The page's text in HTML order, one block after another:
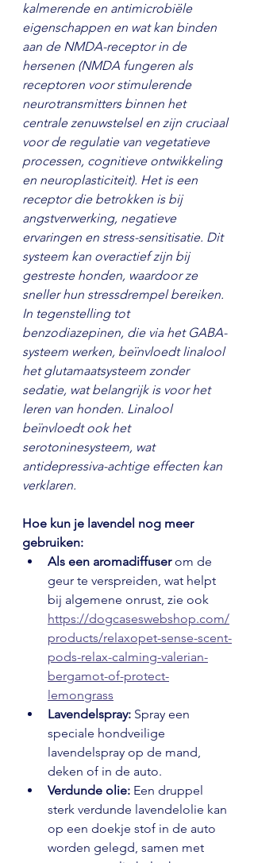
kalmerende en antimicrobiële
eigenschappen en wat kan binden
aan de NMDA-receptor in de
hersenen (NMDA fungeren als
receptoren voor stimulerende
neurotransmitters binnen het
centrale zenuwstelsel en zijn cruciaal
voor de regulatie van vegetatieve
processen, cognitieve ontwikkeling
en neuroplasticiteit). Het is een
receptor die betrokken is bij
angstverwerking, negatieve
ervaringen en stress-sensitisatie. Dit
systeem kan overactief zijn bij
gestreste honden, waardoor ze
sneller hun stressdrempel bereiken.
In tegenstelling tot
benzodiazepinen, die via het GABA-
systeem werken, beïnvloedt linalool
het glutamaatsysteem zonder
sedatie, wat belangrijk is voor het
leren van honden. Linalool
beïnvloedt ook het
serotoninesysteem, wat
antidepressiva-achtige effecten kan
verklaren.
Hoe kun je lavendel nog meer
gebruiken:
Als een aromadiffuser om de
geur te verspreiden, wat helpt
bij algemene onrust, zie ook
https://dogcaseswebshop.com/
products/relaxopet-sense-scent-
pods-relax-calming-valerian-
bergamot-of-protect-
lemongrass
Lavendelspray: Spray een
speciale hondveilige
lavendelspray op de mand,
deken of in de auto.
Verdunde olie: Een druppel
sterk verdunde lavendelolie kan
op een doekje stof in de auto
worden gelegd, samen met